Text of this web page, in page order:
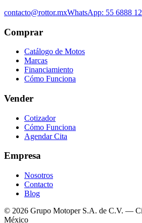
contacto@rottor.mxWhatsApp: 55 6888
Comprar
Catálogo de Motos
Marcas
Financiamiento
Cómo Funciona
Vender
Cotizador
Cómo Funciona
Agendar Cita
Empresa
Nosotros
Contacto
Blog
© 2026 Grupo Motoper S.A. de C.V. —
México